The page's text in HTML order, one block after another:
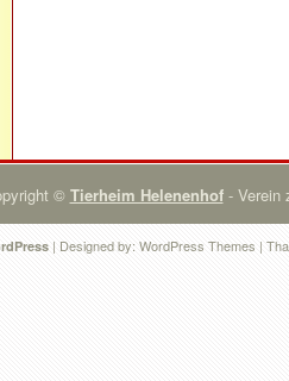
© Tierheim Helenenhof- Verein
| Designed by: WordPress Themes |